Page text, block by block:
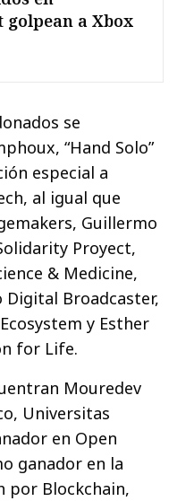
a Xbox
se
“Hand Solo”
especial a
al igual que
Guillermo
Proyect,
& Medicine,
Digital Broadcaster,
y Esther
for Life.
Mouredev
Universitas
en Open
ganador en la
por Blockchain,